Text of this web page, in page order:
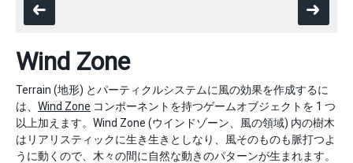
Wind Zone
Terrain (地形) とパーティクルシステムに風の効果を作成するに
は、 Wind Zone コンポーネントを持つゲームオブジェクトを 1 つ
以上加えます。Wind Zone (ウインドゾーン、風の領域) 内の樹木
はリアリスティックに生き生きとしなり、風そのものも脈打つよ
うに動くので、木々の間に自然な動きのパターンが生まれます。